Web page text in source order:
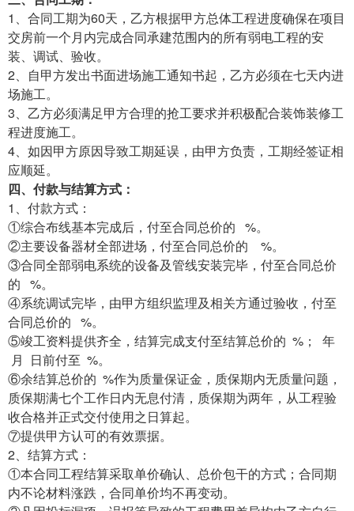
1、合同工期为60天，乙方根据甲方总体工程进度确保在项目
交房前一个月内完成合同承建范围内的所有弱电工程的安
装、调试、验收。
2、自甲方发出书面进场施工通知书起，乙方必须在七天内进
场施工。
3、乙方必须满足甲方合理的抢工要求并积极配合装饰装修工
程进度施工。
4、如因甲方原因导致工期延误，由甲方负责，工期经签证相
应顺延。
四、付款与结算方式：
1、付款方式：
①综合布线基本完成后，付至合同总价的 %。
②主要设备器材全部进场，付至合同总价的 %。
③合同全部弱电系统的设备及管线安装完毕，付至合同总价
的 %。
④系统调试完毕，由甲方组织监理及相关方通过验收，付至
合同总价的 %。
⑤竣工资料提供齐全，结算完成支付至结算总价的 %； 年
月 日前付至 %。
⑥余结算总价的 %作为质量保证金，质保期内无质量问题，
质保期满七个工作日内无息付清，质保期为两年，从工程验
收合格并正式交付使用之日算起。
⑦提供甲方认可的有效票据。
2、结算方式：
①本合同工程结算采取单价确认、总价包干的方式；合同期
内不论材料涨跌，合同单价均不再变动。